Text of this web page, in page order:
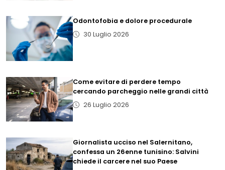
Odontofobia e dolore procedurale
30 Luglio 2026
Come evitare di perdere tempo
cercando parcheggio nelle grandi città
26 Luglio 2026
Giornalista ucciso nel Salernitano,
confessa un 26enne tunisino: Salvini
chiede il carcere nel suo Paese